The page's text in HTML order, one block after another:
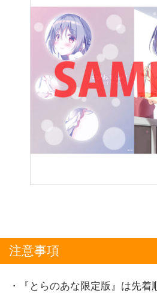
注意事項
・『とらのあな限定版』は先